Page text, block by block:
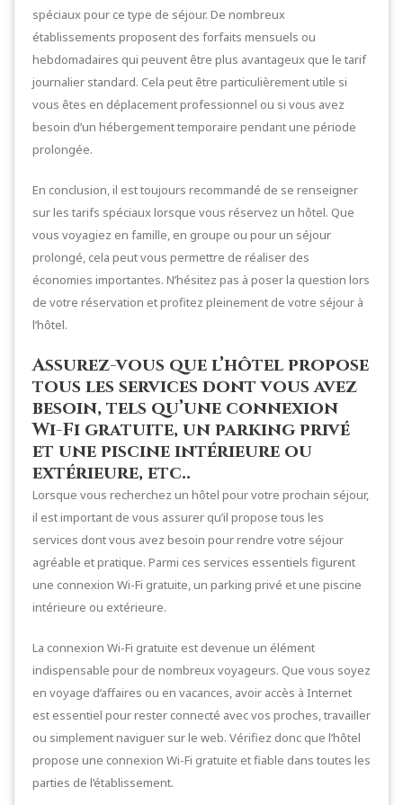
spéciaux pour ce type de séjour. De nombreux
établissements proposent des forfaits mensuels ou
hebdomadaires qui peuvent être plus avantageux que le tarif
journalier standard. Cela peut être particulièrement utile si
vous êtes en déplacement professionnel ou si vous avez
besoin d’un hébergement temporaire pendant une période
prolongée.
En conclusion, il est toujours recommandé de se renseigner
sur les tarifs spéciaux lorsque vous réservez un hôtel. Que
vous voyagiez en famille, en groupe ou pour un séjour
prolongé, cela peut vous permettre de réaliser des
économies importantes. N’hésitez pas à poser la question lors
de votre réservation et profitez pleinement de votre séjour à
l’hôtel.
Assurez-vous que l’hôtel propose
tous les services dont vous avez
besoin, tels qu’une connexion
Wi-Fi gratuite, un parking privé
et une piscine intérieure ou
extérieure, etc..
Lorsque vous recherchez un hôtel pour votre prochain séjour,
il est important de vous assurer qu’il propose tous les
services dont vous avez besoin pour rendre votre séjour
agréable et pratique. Parmi ces services essentiels figurent
une connexion Wi-Fi gratuite, un parking privé et une piscine
intérieure ou extérieure.
La connexion Wi-Fi gratuite est devenue un élément
indispensable pour de nombreux voyageurs. Que vous soyez
en voyage d’affaires ou en vacances, avoir accès à Internet
est essentiel pour rester connecté avec vos proches, travailler
ou simplement naviguer sur le web. Vérifiez donc que l’hôtel
propose une connexion Wi-Fi gratuite et fiable dans toutes les
parties de l’établissement.